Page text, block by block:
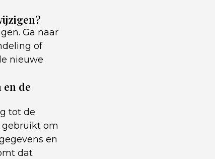
Ga naar
of
nieuwe
de
tot de
om
en
dat